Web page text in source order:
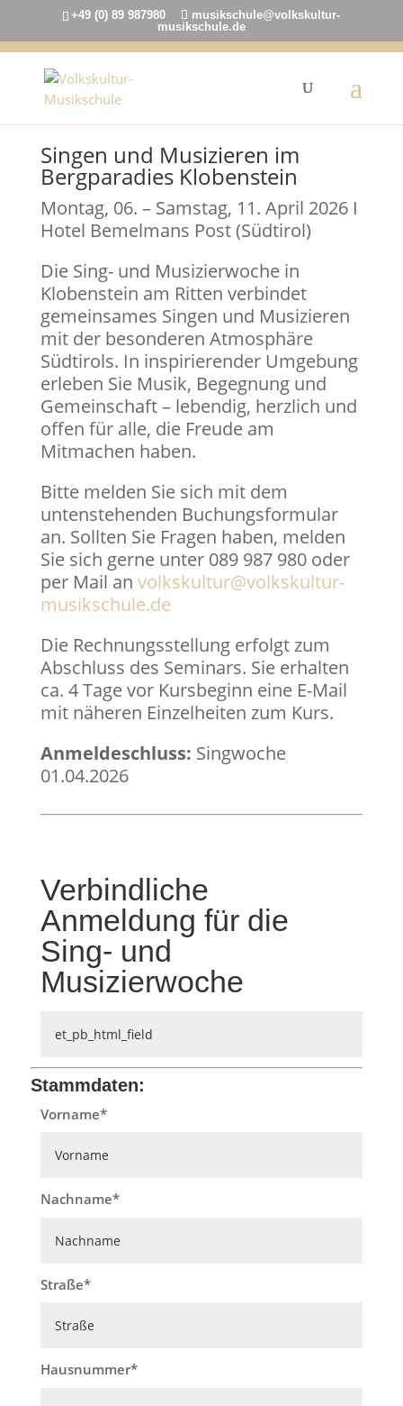
+49 (0) 89 987980
musikschule@volkskultur-
musikschule.de
Singen und Musizieren im
Bergparadies Klobenstein
Montag, 06. – Samstag, 11. April 2026 I
Hotel Bemelmans Post (Südtirol)
Die Sing- und Musizierwoche in
Klobenstein am Ritten verbindet
gemeinsames Singen und Musizieren
mit der besonderen Atmosphäre
Südtirols. In inspirierender Umgebung
erleben Sie Musik, Begegnung und
Gemeinschaft – lebendig, herzlich und
offen für alle, die Freude am
Mitmachen haben.
Bitte melden Sie sich mit dem
untenstehenden Buchungsformular
an. Sollten Sie Fragen haben, melden
Sie sich gerne unter 089 987 980 oder
per Mail an volkskultur@volkskultur-
musikschule.de
Die Rechnungsstellung erfolgt zum
Abschluss des Seminars. Sie erhalten
ca. 4 Tage vor Kursbeginn eine E-Mail
mit näheren Einzelheiten zum Kurs.
Anmeldeschluss: Singwoche
01.04.2026
Verbindliche
Anmeldung für die
Sing- und
Musizierwoche
Stammdaten:
Vorname
Nachname
Straße
Hausnummer